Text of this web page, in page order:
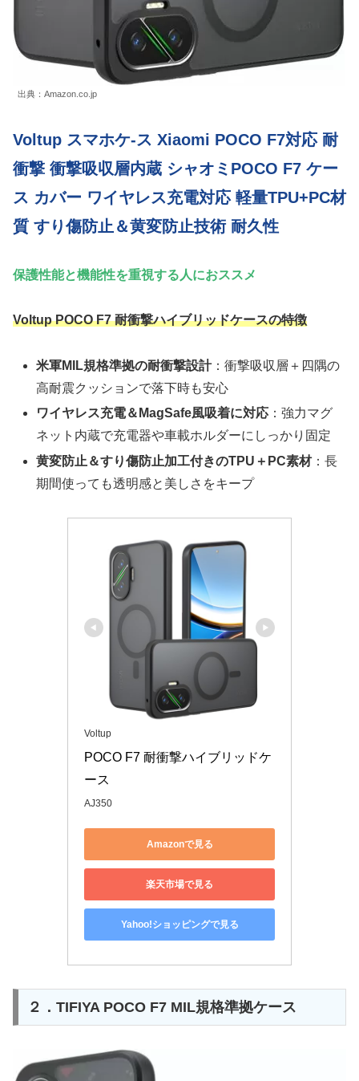
出典：Amazon.co.jp
Voltup スマホケ-ス Xiaomi POCO F7対応 耐
衝撃 衝撃吸収層内蔵 シャオミPOCO F7 ケー
ス カバー ワイヤレス充電対応 軽量TPU+PC材
質 すり傷防止＆黄変防止技術 耐久性
保護性能と機能性を重視する人におススメ
Voltup POCO F7 耐衝撃ハイブリッドケースの特徴
米軍MIL規格準拠の耐衝撃設計：衝撃吸収層＋四隅の
高耐震クッションで落下時も安心
ワイヤレス充電＆MagSafe風吸着に対応 ：強力マグ
ネット内蔵で充電器や車載ホルダーにしっかり固定
黄変防止＆すり傷防止加工付きのTPU＋PC素材：長
期間使っても透明感と美しさをキープ
Voltup
POCO F7 耐衝撃ハイブリッドケ
ース
AJ350
Amazonで見る
楽天市場で見る
Yahoo!ショッピングで見る
２．TIFIYA POCO F7 MIL規格準拠ケース